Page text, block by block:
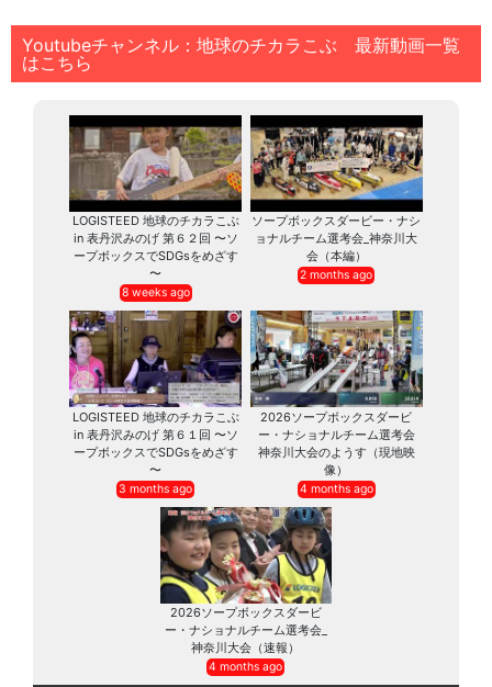
Youtubeチャンネル：地球のチカラこぶ 最新動画一覧
はこちら
LOGISTEED 地球のチカラこぶ
in 表丹沢みのげ 第６２回 〜ソ
ープボックスでSDGsをめざす
〜
8 weeks ago
ソープボックスダービー・ナシ
ョナルチーム選考会_神奈川大
会（本編）
2 months ago
LOGISTEED 地球のチカラこぶ
in 表丹沢みのげ 第６１回 〜ソ
ープボックスでSDGsをめざす
〜
3 months ago
2026ソープボックスダービ
ー・ナショナルチーム選考会
神奈川大会のようす（現地映
像）
4 months ago
2026ソープボックスダービ
ー・ナショナルチーム選考会_
神奈川大会（速報）
4 months ago